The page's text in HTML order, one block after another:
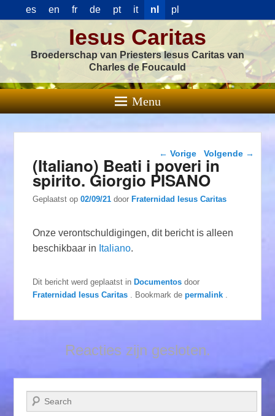
es en fr de pt it nl pl
Iesus Caritas
Broederschap van Priesters Iesus Caritas van
Charles de Foucauld
Menu
Berichtnavigatie
← Vorige Volgende →
(Italiano) Beati i poveri in
spirito. Giorgio PISANO
Geplaatst op02/09/21 doorFraternidad Iesus Caritas
Onze verontschuldigingen, dit bericht is alleen
beschikbaar in Italiano.
Dit bericht werd geplaatst inDocumentos door
Fraternidad Iesus Caritas
. Bookmark depermalink
Reacties zijn gesloten.
Zoeken